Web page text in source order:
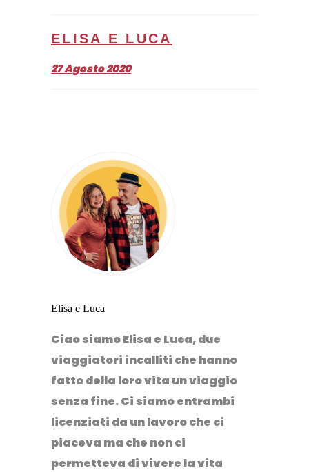
ELISA E LUCA
27 Agosto 2020
Elisa e Luca
Ciao siamo Elisa e Luca, due
viaggiatori incalliti che hanno
fatto della loro vita un viaggio
senza fine. Ci siamo entrambi
licenziati da un lavoro che ci
piaceva ma che non ci
permetteva di vivere la vita